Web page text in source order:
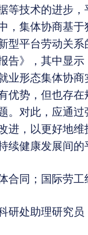
等技术的进步
，集体协商基
型平台劳动关
告》，其中显
业形态集体协
优势，但也存
对此，应通过
进，以更好地
健康发展间的
合同；国际劳
研处助理研究员